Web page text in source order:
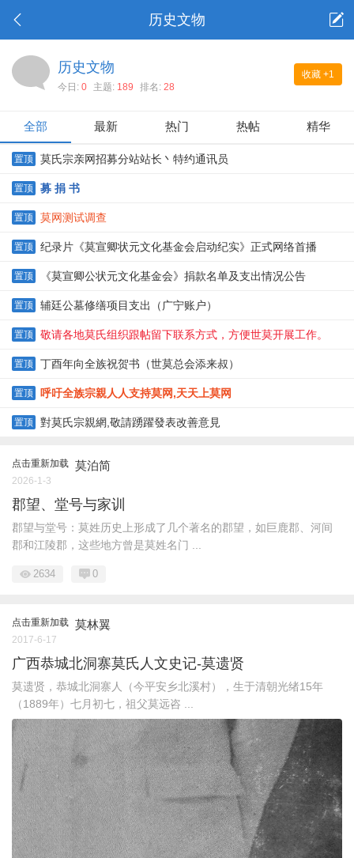
历史文物
收藏 +1
历史文物
今日: 0 主题: 189 排名: 28
全部 最新 热门 热帖 精华
置顶 莫氏宗亲网招募分站站长丶特约通讯员
置顶 募 捐 书
置顶 莫网测试调查
置顶 纪录片《莫宣卿状元文化基金会启动纪实》正式网络首播
置顶 《莫宣卿公状元文化基金会》捐款名单及支出情况公告
置顶 辅廷公墓修缮项目支出（广宁账户）
置顶 敬请各地莫氏组织跟帖留下联系方式，方便世莫开展工作。
置顶 丁酉年向全族祝贺书（世莫总会添来叔）
置顶 呼吁全族宗親人人支持莫网,天天上莫网
置顶 對莫氏宗親網,敬請踴躍發表改善意見
点击重新加载 莫泊简
2026-1-3
郡望、堂号与家训
郡望与堂号：莫姓历史上形成了几个著名的郡望，如巨鹿郡、河间
郡和江陵郡，这些地方曾是莫姓名门 ...
2634 0
点击重新加载 莫林翼
2017-6-17
广西恭城北洞寨莫氏人文史记-莫遗贤
莫遗贤，恭城北洞寨人（今平安乡北溪村），生于清朝光绪15年
（1889年）七月初七，祖父莫远咨 ...